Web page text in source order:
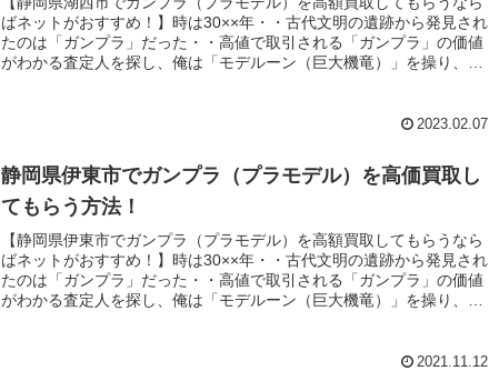
ばネットがおすすめ！】時は30××年・・古代文明の遺跡から発見され
たのは「ガンプラ」だった・・高値で取引される「ガンプラ」の価値
がわかる査定人を探し、俺は「モデルーン（巨大機竜）」を操り、魔
2023.02.07
静岡県伊東市でガンプラ（プラモデル）を高価買取し
てもらう方法！
【静岡県伊東市でガンプラ（プラモデル）を高額買取してもらうなら
ばネットがおすすめ！】時は30××年・・古代文明の遺跡から発見され
たのは「ガンプラ」だった・・高値で取引される「ガンプラ」の価値
がわかる査定人を探し、俺は「モデルーン（巨大機竜）」を操り、魔
2021.11.12